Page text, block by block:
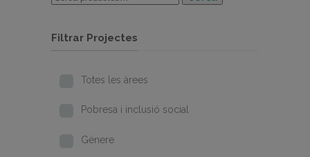
Filtrar Projectes
Totes les àrees
Pobresa i inclusió social
Gènere